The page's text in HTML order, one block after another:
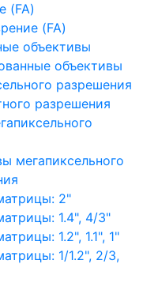
(FA)
(FA)
объективы
объективы
разрешения
разрешения
мегапиксельного
2"
1.4", 4/3"
1.2", 1.1", 1"
1/1.2", 2/3,